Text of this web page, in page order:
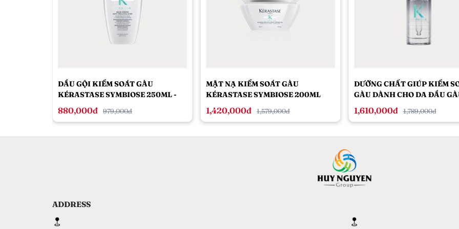
DẦU GỘI KIỂM SOÁT GÀU
KÉRASTASE SYMBIOSE 250ML -
DÀNH CHO DA ĐẦU GÀU & KHÔ
880,000đ 979,000đ
MẶT NẠ KIỂM SOÁT GÀU
KÉRASTASE SYMBIOSE 200ML
1,420,000đ 1,579,000đ
DƯỠNG CHẤT GIÚP KIỂM
GÀU DÀNH CHO DA ĐẦU
KÉRASTASE SYMBIOSE
INTENSIVE ANTI-DRUFF
1,610,000đ 1,789,000đ
ADDRESS